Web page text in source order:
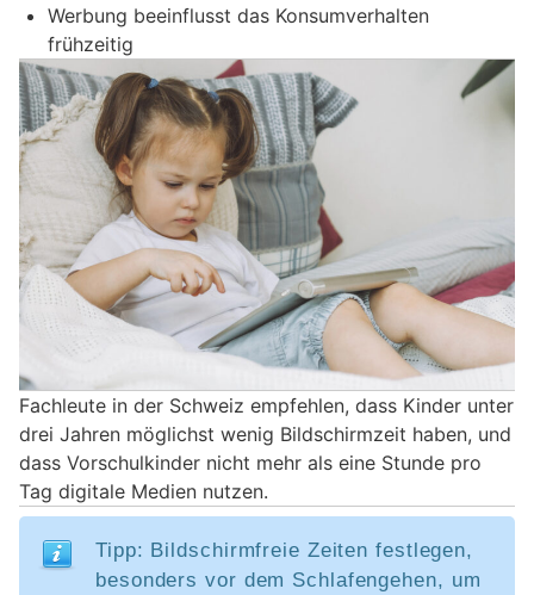
Werbung beeinflusst das Konsumverhalten
frühzeitig
Fachleute in der Schweiz empfehlen, dass Kinder unter
drei Jahren möglichst wenig Bildschirmzeit haben, und
dass Vorschulkinder nicht mehr als eine Stunde pro
Tag digitale Medien nutzen.
Tipp: Bildschirmfreie Zeiten festlegen,
besonders vor dem Schlafengehen, um